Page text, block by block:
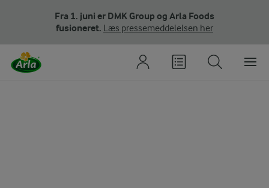
Fra 1. juni er DMK Group og Arla Foods
fusioneret. Læs pressemeddelelsen her